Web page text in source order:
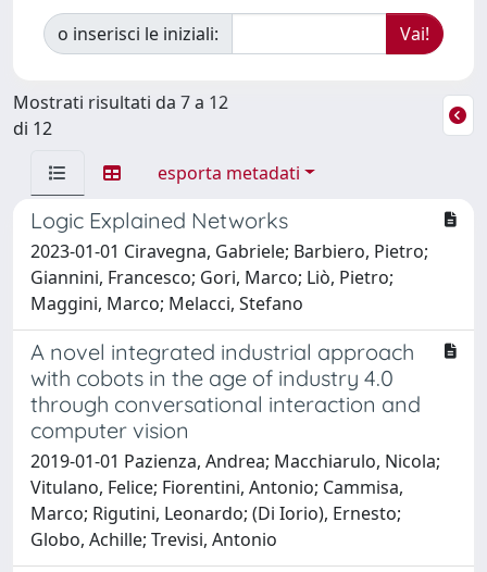
o inserisci le iniziali:
Mostrati risultati da 7 a 12
di 12
esporta metadati
Logic Explained Networks
2023-01-01 Ciravegna, Gabriele; Barbiero, Pietro;
Giannini, Francesco; Gori, Marco; Liò, Pietro;
Maggini, Marco; Melacci, Stefano
A novel integrated industrial approach
with cobots in the age of industry 4.0
through conversational interaction and
computer vision
2019-01-01 Pazienza, Andrea; Macchiarulo, Nicola;
Vitulano, Felice; Fiorentini, Antonio; Cammisa,
Marco; Rigutini, Leonardo; (Di Iorio), Ernesto;
Globo, Achille; Trevisi, Antonio